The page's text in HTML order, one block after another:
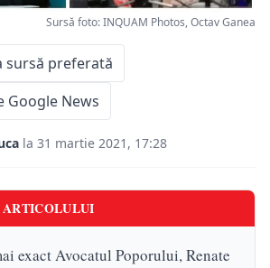
Sursă foto: INQUAM Photos, Octav Ganea
sursă preferată
Google News
la 31 martie 2021, 17:28
exact Avocatul Poporului, Renate